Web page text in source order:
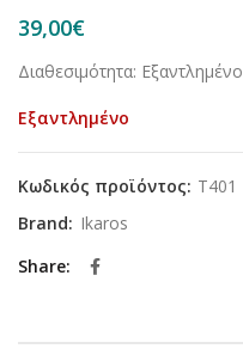
39,00€
Διαθεσιμότητα: Εξαντλημένο
Εξαντλημένο
Κωδικός προϊόντος: T401
Brand: Ikaros
Share